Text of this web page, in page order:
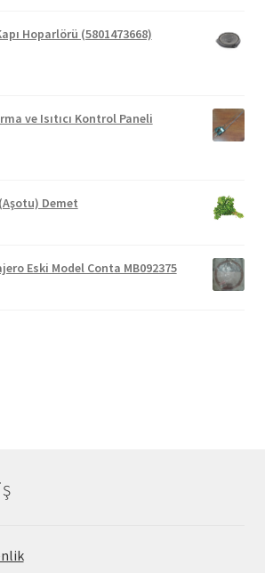
Hoparlörü (5801473668)
ve Isıtıcı Kontrol Paneli
Demet
Eski Model Conta MB092375